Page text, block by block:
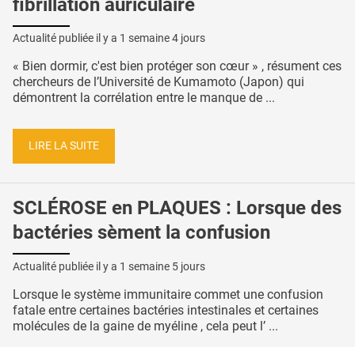
Actualité publiée il y a 1 semaine 4 jours
« Bien dormir, c'est bien protéger son cœur » , résument ces
chercheurs de l’Université de Kumamoto (Japon) qui
démontrent la corrélation entre le manque de ...
LIRE LA SUITE
SCLÉROSE en PLAQUES : Lorsque des
bactéries sèment la confusion
Actualité publiée il y a 1 semaine 5 jours
Lorsque le système immunitaire commet une confusion
fatale entre certaines bactéries intestinales et certaines
molécules de la gaine de myéline , cela peut l’ ...